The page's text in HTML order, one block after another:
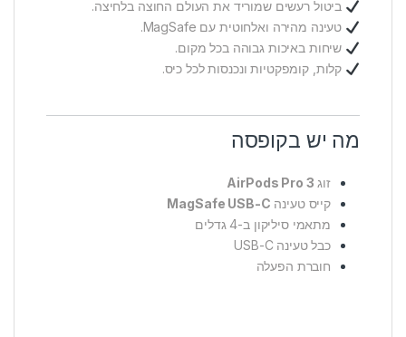
ביטול רעשים שמוריד את העולם החוצה בלחיצה.
טעינה מהירה ואלחוטית עם MagSafe.
שיחות באיכות גבוהה בכל מקום.
קלות, קומפקטיות ונכנסות לכל כיס.
מה יש בקופסה
זוג AirPods Pro 3
קייס טעינה MagSafe USB-C
מתאמי סיליקון ב-4 גדלים
כבל טעינה USB-C
חוברת הפעלה